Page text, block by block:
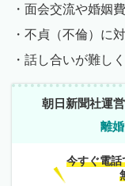
・面会交流や婚姻
・不貞（不倫）に
・話し合いが難し
朝日新聞社運営
離
今すぐ電話